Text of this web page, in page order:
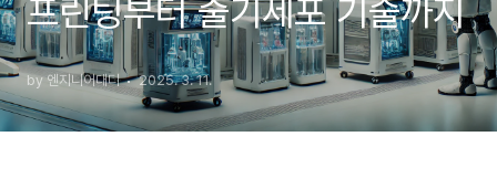
프린팅부터 줄기세포 기술까지
by 엔지니어대디 2025. 3. 11.